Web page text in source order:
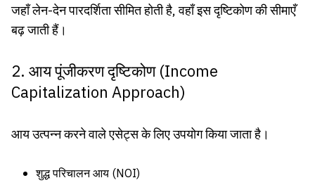
जहाँ लेन-देन पारदर्शिता सीमित होती है, वहाँ इस दृष्टिकोण की सीमाएँ
बढ़ जाती हैं।
2. आय पूंजीकरण दृष्टिकोण (Income
Capitalization Approach)
आय उत्पन्न करने वाले एसेट्स के लिए उपयोग किया जाता है।
शुद्ध परिचालन आय (NOI)